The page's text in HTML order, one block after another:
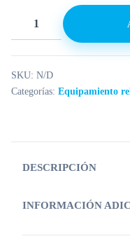
SKU: N/D
Categorías: Equipamiento
DESCRIPCIÓN
INFORMACIÓN